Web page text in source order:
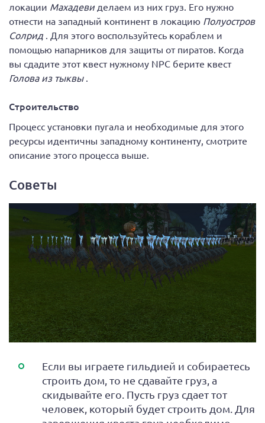
локации Махадеви делаем из них груз. Его нужно
отнести на западный континент в локацию Полуостров
Солрид . Для этого воспользуйтесь кораблем и
помощью напарников для защиты от пиратов. Когда
вы сдадите этот квест нужному NPC берите квест
Голова из тыквы .
Строительство
Процесс установки пугала и необходимые для этого
ресурсы идентичны западному континенту, смотрите
описание этого процесса выше.
Советы
Если вы играете гильдией и собираетесь
строить дом, то не сдавайте груз, а
скидывайте его. Пусть груз сдает тот
человек, который будет строить дом. Для